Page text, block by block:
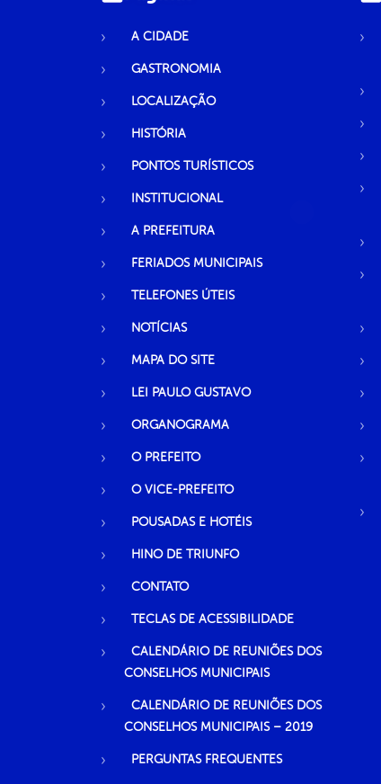
A CIDADE
GASTRONOMIA
LOCALIZAÇÃO
HISTÓRIA
PONTOS TURÍSTICOS
INSTITUCIONAL
A PREFEITURA
FERIADOS MUNICIPAIS
TELEFONES ÚTEIS
NOTÍCIAS
MAPA DO SITE
LEI PAULO GUSTAVO
ORGANOGRAMA
O PREFEITO
O VICE-PREFEITO
POUSADAS E HOTÉIS
HINO DE TRIUNFO
CONTATO
TECLAS DE ACESSIBILIDADE
CALENDÁRIO DE REUNIÕES DOS
CONSELHOS MUNICIPAIS
CALENDÁRIO DE REUNIÕES DOS
CONSELHOS MUNICIPAIS – 2019
PERGUNTAS FREQUENTES